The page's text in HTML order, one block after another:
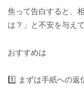
焦って告白すると、
は？」と不安を与え
おすすめは
1️⃣ まずは手紙への返